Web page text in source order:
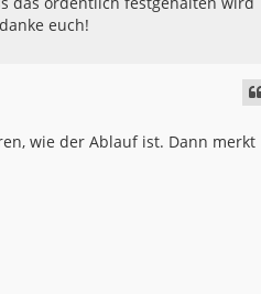
euch!
wie der Ablauf ist. Dann merkt